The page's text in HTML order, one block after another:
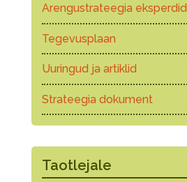
Arengustrateegia eksperdid
Tegevusplaan
Uuringud ja artiklid
Strateegia dokument
Taotlejale